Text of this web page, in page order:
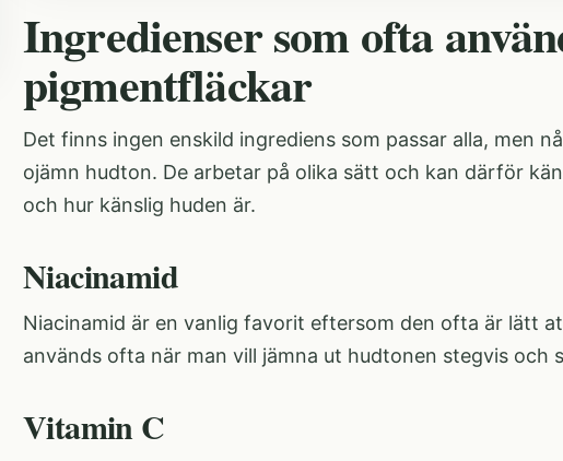
Ingredienser som ofta
pigmentfläckar
Det finns ingen enskild ingrediens som passar alla, men
ojämn hudton. De arbetar på olika sätt och kan därför
och hur känslig huden är.
Niacinamid
Niacinamid är en vanlig favorit eftersom den ofta är lätt
används ofta när man vill jämna ut hudtonen stegvis och
Vitamin C